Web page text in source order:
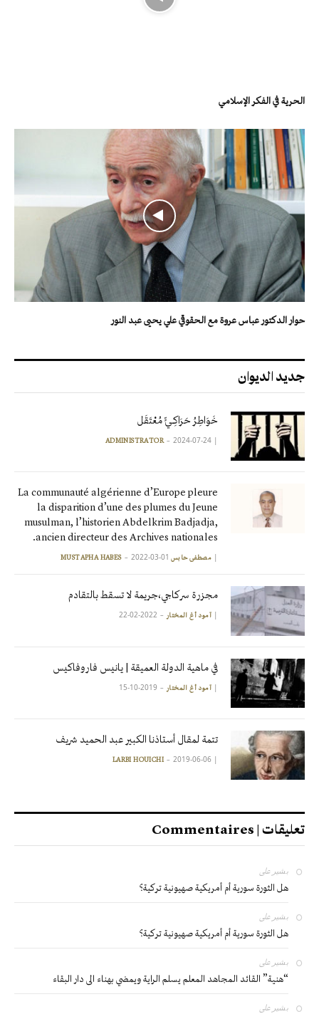
الحرية في الفكر الإسلامي
حوار الدكتور عباس عروة مع الحقوقي علي يحيى عبد النور
جديد الديوان
خَوَاطِرُ حَرَاكِـيٍّ مُعْتَقَل
|
ADMINISTRATOR 2024-07-24
La communauté algérienne d’Europe pleure
la disparition d’une des plumes du Jeune
musulman, l’historien Abdelkrim Badjadja,
ancien directeur des Archives nationales.
| مصطفى حابس MUSTAPHA HABES 2022-03-01
مجزرة سركاجي،جريمة لا تسقط بالتقادم
| آمود أغ المختار 2022-02-22
في ماهية الدولة العميقة | يانيس فاروفاكيس
| آمود أغ المختار 2019-10-15
تتمة لمقال أستاذنا الكبير عبد الحميد شريف
|
LARBI HOUICHI 2019-06-06
تعليقات | Commentaires
بشير على
هل الثورة سورية أم أمريكية صهيونية تركية؟
بشير على
هل الثورة سورية أم أمريكية صهيونية تركية؟
بشير على
“هنية” القائد المجاهد المعلم يسلم الراية ويمضي بهناء الى دار البقاء
بشير على